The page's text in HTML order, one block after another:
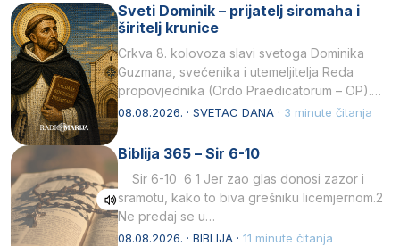
Sveti Dominik – prijatelj siromaha i
širitelj krunice
Crkva 8. kolovoza slavi svetoga Dominika
Guzmana, svećenika i utemeljitelja Reda
propovjednika (Ordo Praedicatorum – OP).
Svojim životom, dubokom ljubavlju prema
08.08.2026. · SVETAC DANA · 3 minute čitanja
Biblija 365 – Sir 6-10
Sir 6-10 6 1 Jer zao glas donosi zazor i
sramotu, kako to biva grešniku licemjernom.2
Ne predaj se u…
08.08.2026. · BIBLIJA · 11 minute čitanja